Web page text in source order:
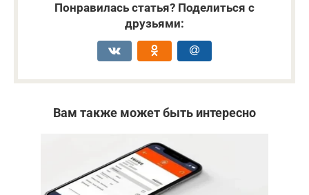
Понравилась статья? Поделиться с
друзьями:
Вам также может быть интересно